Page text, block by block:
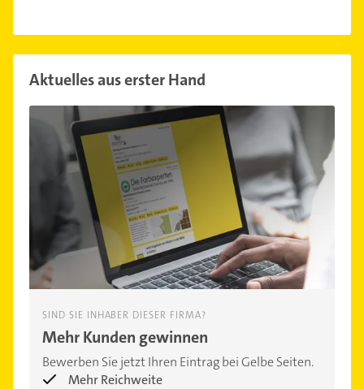
Aktuelles aus erster Hand
SIND SIE INHABER DIESER FIRMA?
Mehr Kunden gewinnen
Bewerben Sie jetzt Ihren Eintrag bei Gelbe Seiten.
Mehr Reichweite